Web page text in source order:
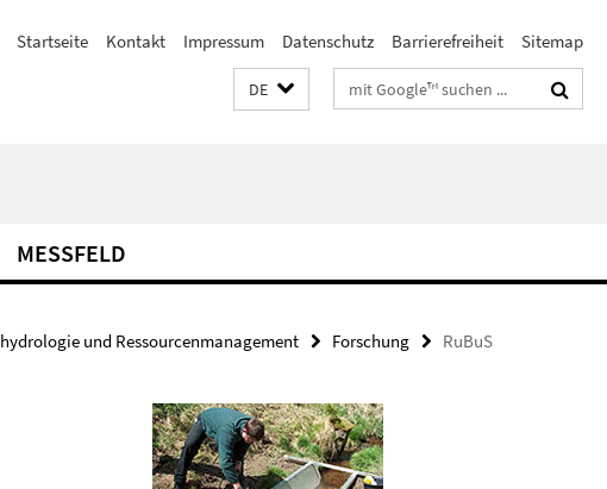
Startseite Kontakt Impressum Datenschutz Barrierefreiheit Sitemap
DE Suchbegriffe
MESSFELD
und Ressourcenmanagement Forschung RuBuS